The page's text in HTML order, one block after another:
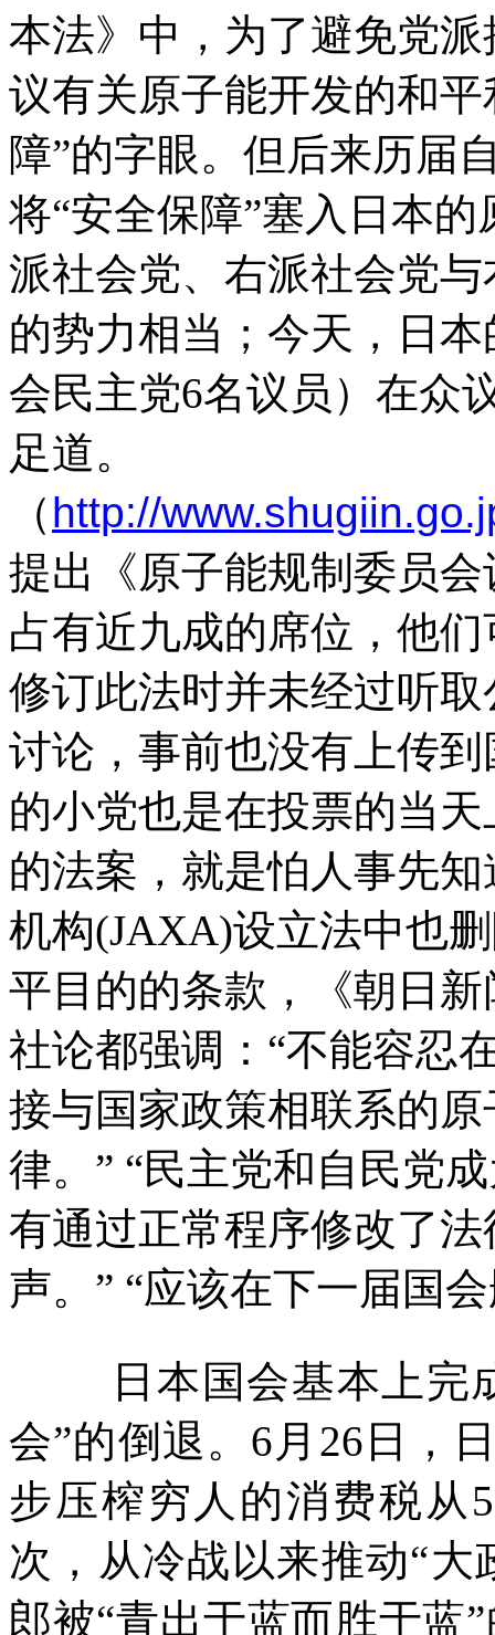
本法》中，为了避免党
议有关原子能开发的和
障”的字眼。但后来历届
将“安全保障”塞入日本的
派社会党、右派社会党
的势力相当；今天，日
会民主党6名议员）在众
足道。
（http://
提出《原子能规制委员
占有近九成的席位，他
修订此法时并未经过听
讨论，事前也没有上传
的小党也是在投票的当天
的法案，就是怕人事先
机构(JAXA)设立法中也
平目的的条款，《朝日
社论都强调： “不能容忍
接与国家政策相联系的
律。 ” “民主党和自民党
有通过正常程序修改了
声。 ” “应该在下一届国
日本国会基本上完
会”的倒退。 6 月 26 日，
步压榨穷人的消费税从
次，从冷战以来推动“大
郎被“青出于蓝而胜于蓝”